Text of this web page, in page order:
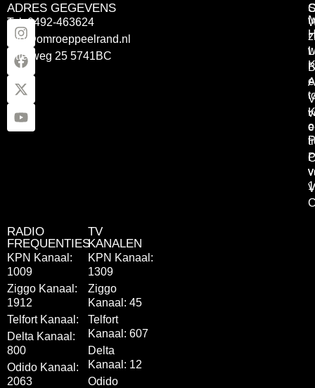
ADRES GEGEVENS
Tel: 0492-463624
info@omroeppeelrand.nl
Otterweg 25 5741BC
RADIO
FREQUENTIES
KPN Kanaal:
1009
Ziggo Kanaal:
1912
Telfort Kanaal:
Delta Kanaal:
800
Odido Kanaal:
2063
TV
KANALEN
KPN Kanaal:
1309
Ziggo
Kanaal: 45
Telfort
Kanaal: 607
Delta
Kanaal: 12
Odido